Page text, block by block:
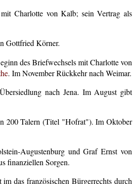
Charlotte von Kalb; sein Vertrag als
Gottfried Körner.
des Briefwechsels mit Charlotte von
. Im November Rückkehr nach Weimar.
nach Jena. Im August gibt
200 Talern (Titel "Hofrat"). Im Oktober
Augustenburg und Graf Ernst von
finanziellen Sorgen.
das französischen Bürgerrechts durch